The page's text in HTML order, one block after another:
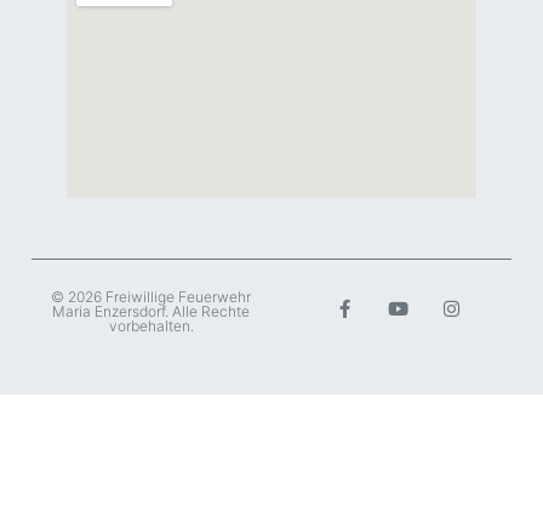
© 2026 Freiwillige Feuerwehr
Maria Enzersdorf. Alle Rechte
vorbehalten.